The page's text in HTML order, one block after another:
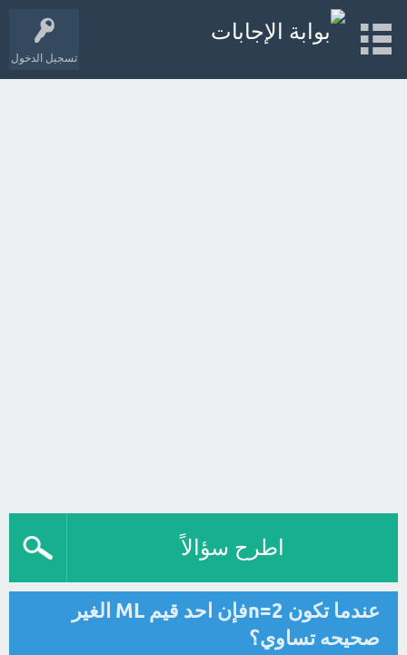
تسجيل الدخول
اطرح سؤالاً
عندما تكون n=2فإن احد قيم ML الغير
صحيحه تساوي؟